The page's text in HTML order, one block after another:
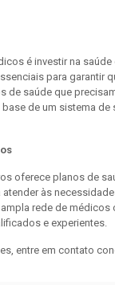
é investir na
para garantir
de saúde que
de um sistema de
oferece planos de
às
rede de médicos
e experientes.
entre em contato